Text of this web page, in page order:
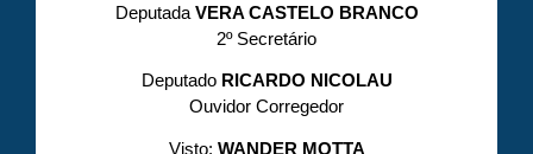
DeputadaVERA CASTELO BRANCO
2º Secretário
DeputadoRICARDO NICOLAU
Ouvidor Corregedor
Visto: WANDER MOTTA